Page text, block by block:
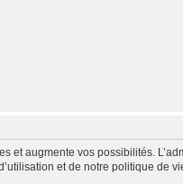
et augmente vos possibilités.
et de notre politique de